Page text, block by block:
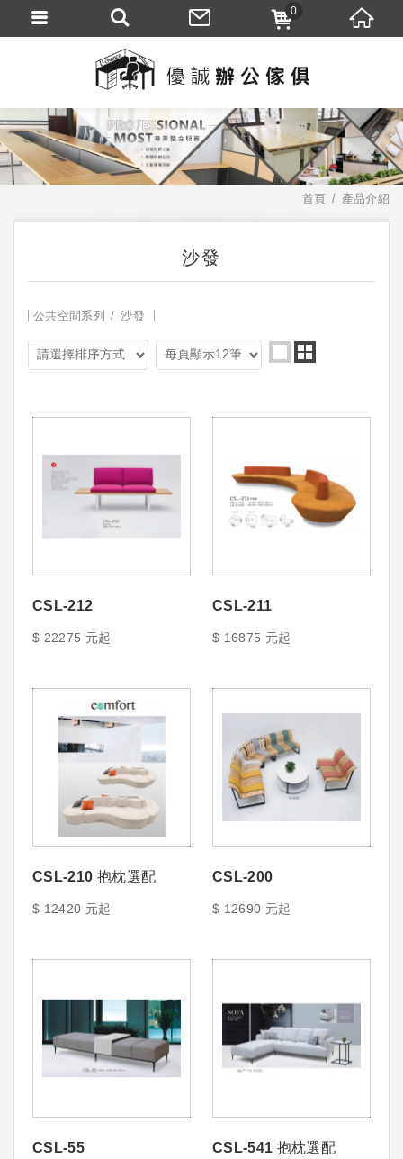
首頁 產品介紹
沙發
公共空間系列 沙發
CSL-212
$ 22275 元起
CSL-211
$ 16875 元起
CSL-210 抱枕選配
$ 12420 元起
CSL-200
$ 12690 元起
CSL-55 CSL-541 抱枕選配
0